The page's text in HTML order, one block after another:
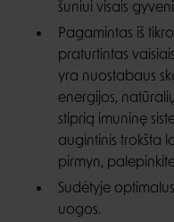
šuniui visais
Pagamintas iš
praturtintas
yra nuostabaus
energijos,
stiprią imuninę
augintinis trokšta
pirmyn,
Sudėtyje
uogos.